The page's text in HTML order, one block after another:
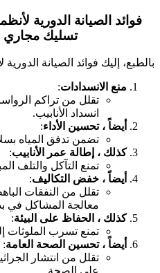
فوائد الصيانة الدورية
تسليك مجاري
بالطبع، إليك فوائد الصيانة
منع الانسدادات:
تقلل من تراكم
انسداد الأنابيب.
أيضاً ، تحسين الأداء:
تضمن تدفق المياه
كذلك ، إطالة عمر الأنابيب:
تمنع التآكل والتلف
أيضاً ، خفض التكاليف:
تقلل من النفقات
معالجة المشاكل في
كذلك ، الحفاظ على البيئة:
تمنع تسرب الملوثات
أيضاً ، تحسين الصحة العامة:
تقلل من انتشار